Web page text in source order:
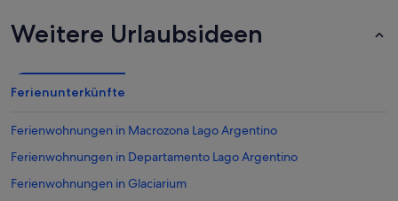
Weitere Urlaubsideen
Ferienunterkünfte
Ferienwohnungen in Macrozona Lago Argentino
Ferienwohnungen in Departamento Lago Argentino
Ferienwohnungen in Glaciarium